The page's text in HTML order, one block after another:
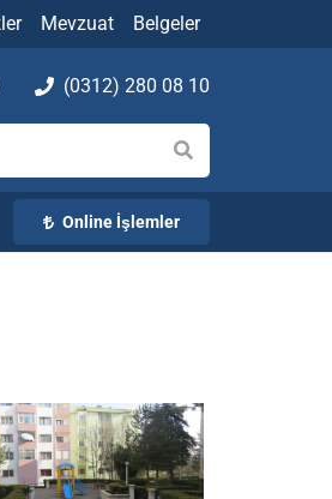
Mevzuat Belgeler
(0312) 280 08 10
Online İşlemler